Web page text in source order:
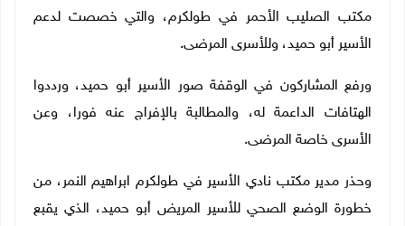
مكتب الصليب الأحمر في طولكرم، والتي خصصت لدعم
الأسير أبو حميد، وللأسرى المرضى.
ورفع المشاركون في الوقفة صور الأسير أبو حميد، ورددوا
الهتافات الداعمة له، والمطالبة بالإفراج عنه فورا، وعن
الأسرى خاصة المرضى.
وحذر مدير مكتب نادي الأسير في طولكرم ابراهيم النمر، من
خطورة الوضع الصحي للأسير المريض أبو حميد، الذي يقبع